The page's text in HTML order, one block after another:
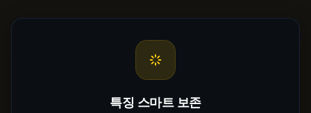
특징 스마트 보존